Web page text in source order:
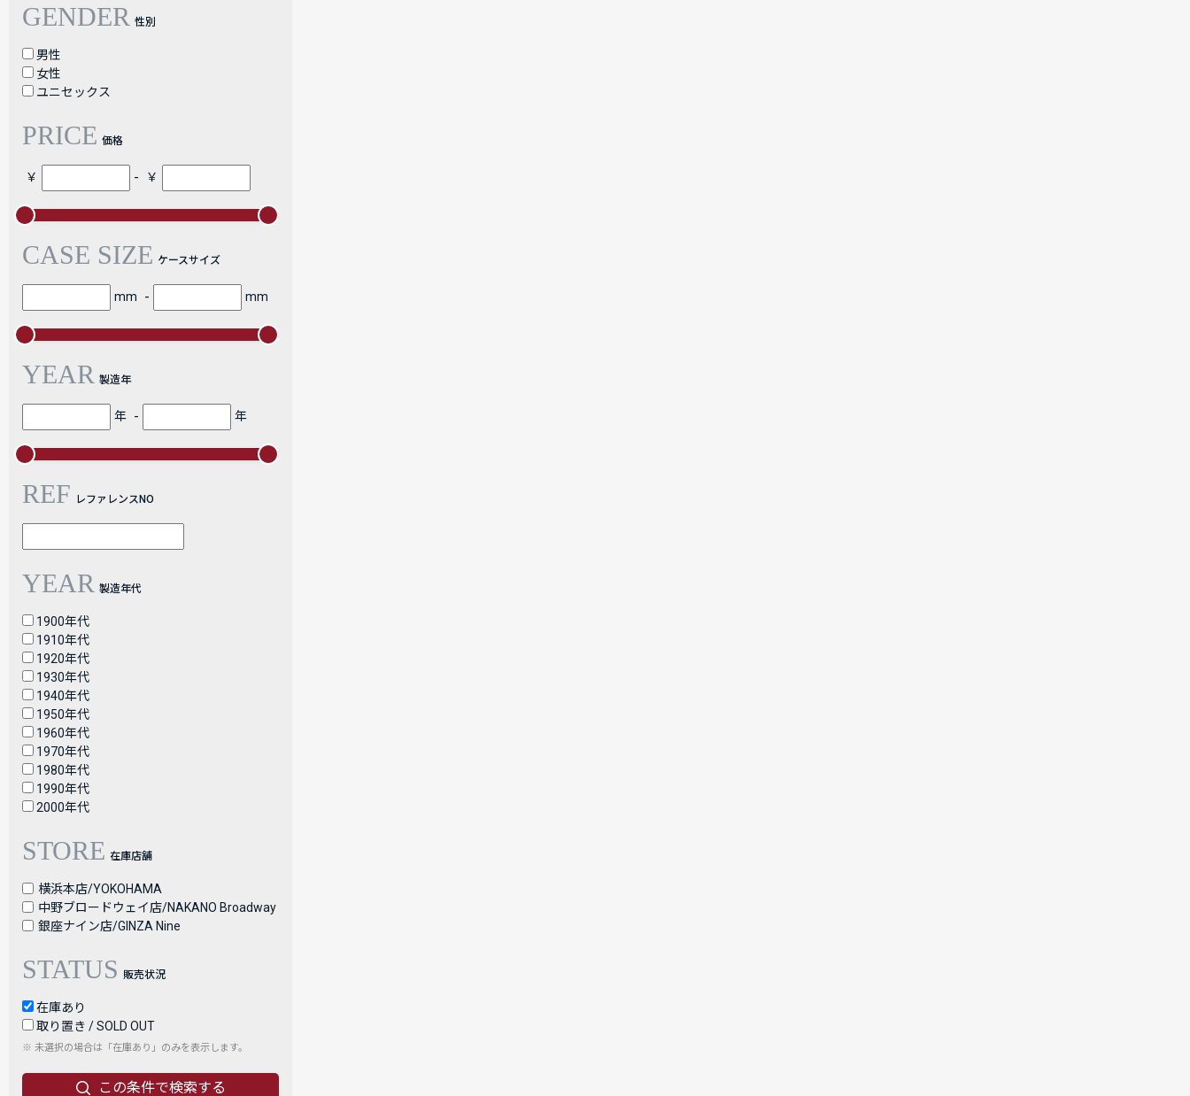
GENDER 性別
男性
女性
ユニセックス
PRICE 価格
￥ - ￥
CASE SIZE ケースサイズ
mm - mm
YEAR 製造年
年 - 年
REF レファレンスNO
YEAR 製造年代
1900年代
1910年代
1920年代
1930年代
1940年代
1950年代
1960年代
1970年代
1980年代
1990年代
2000年代
STORE 在庫店舗
横浜本店/YOKOHAMA
中野ブロードウェイ店/NAKANO Broadway
銀座ナイン店/GINZA Nine
STATUS 販売状況
在庫あり
取り置き / SOLD OUT
※ 未選択の場合は「在庫あり」のみを表示します。
この条件で検索する